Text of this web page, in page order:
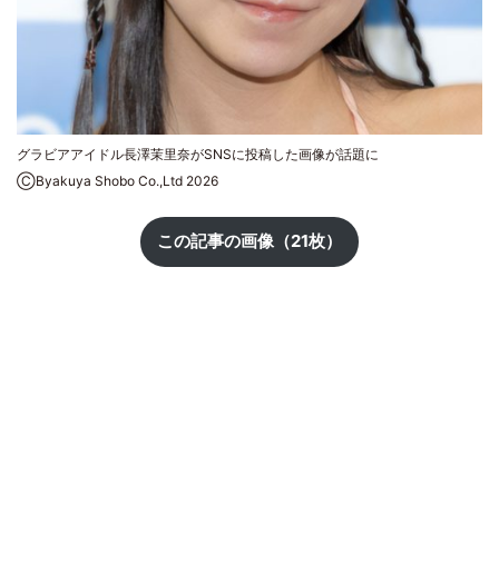
グラビアアイドル長澤茉里奈がSNSに投稿した画像が話題に
ⒸByakuya Shobo Co.,Ltd 2026
この記事の画像（21枚）